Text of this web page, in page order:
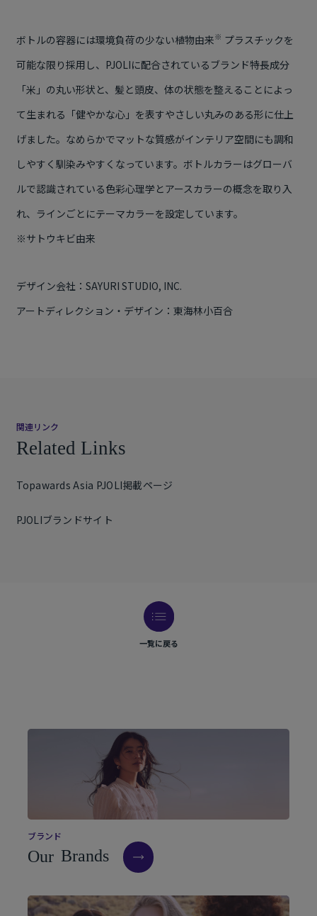
ボトルの容器には環境負荷の少ない植物由来※ プラスチックを
可能な限り採用し、 PJOLIに配合されているブランド特長成分
「米」の丸い形状と、髪と頭皮、体の状態を整えることによっ
て生まれる「健やかな心」を表すやさしい丸みのある形に仕上
げました。なめらかでマットな質感がインテリア空間にも調和
しやすく馴染みやすくなっています。ボトルカラーはグローバ
ルで認識されている色彩心理学とアースカラーの概念を取り入
れ、ラインごとにテーマカラーを設定しています。
※サトウキビ由来
デザイン会社： SAYURI STUDIO, INC.
アートディレクション・デザイン：東海林小百合
関連リンク
Related Links
Topawards Asia PJOLI掲載ページ
PJOLIブランドサイト
一覧に戻る
ブラン ド
Our Brands